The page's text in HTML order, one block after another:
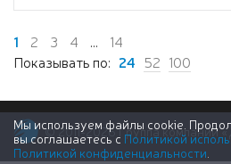
1 2 3 4 ...
14
Показывать по: 24 52 100
© 2011-2026 Группа компаний
Мы используем файлы cookie.
вы соглашаетесь с Политикой
Политикой конфиденциальности